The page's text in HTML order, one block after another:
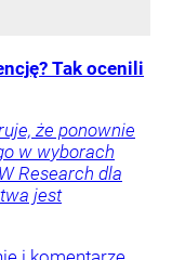
Tak ocenili
że ponownie
w wyborach
Research dla
jest